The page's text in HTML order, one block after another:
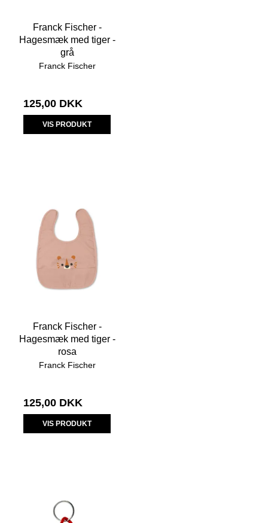
Franck Fischer -
Hagesmæk med tiger -
grå
Franck Fischer
125,00 DKK
VIS PRODUKT
Franck Fischer -
Hagesmæk med tiger -
rosa
Franck Fischer
125,00 DKK
VIS PRODUKT